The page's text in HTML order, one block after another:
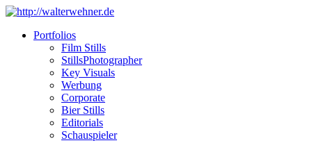
Portfolios
Film Stills
StillsPhotographer
Key Visuals
Werbung
Corporate
Bier Stills
Editorials
Schauspieler